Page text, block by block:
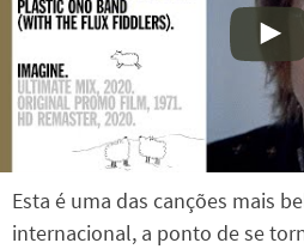
Esta é uma das canções mais
internacional, a ponto de se